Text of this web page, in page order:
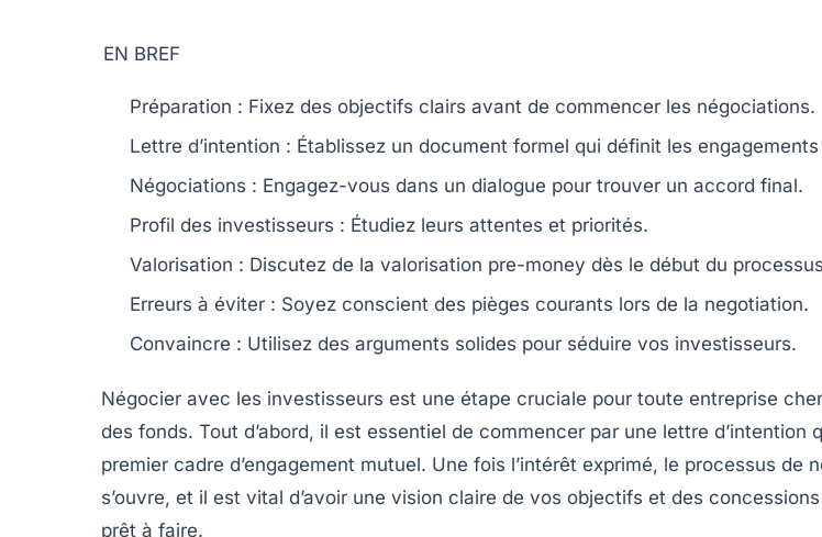
EN BREF
Préparation : Fixez des objectifs clairs avant de commencer les négociations.
Lettre d’intention : Établissez un document formel qui définit les engagements
Négociations : Engagez-vous dans un dialogue pour trouver un accord final.
Profil des investisseurs : Étudiez leurs attentes et priorités.
Valorisation : Discutez de la valorisation pre-money dès le début du
Erreurs à éviter : Soyez conscient des pièges courants lors de la negotiation.
Convaincre : Utilisez des arguments solides pour séduire vos investisseurs.
Négocier avec les investisseurs est une étape cruciale pour toute entreprise
des fonds. Tout d’abord, il est essentiel de commencer par une lettre d’intention
premier cadre d’engagement mutuel. Une fois l’intérêt exprimé, le processus de
s’ouvre, et il est vital d’avoir une vision claire de vos objectifs et des
prêt à faire.